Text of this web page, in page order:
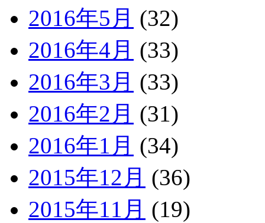
2016年5月 (32)
2016年4月 (33)
2016年3月 (33)
2016年2月 (31)
2016年1月 (34)
2015年12月 (36)
2015年11月 (19)